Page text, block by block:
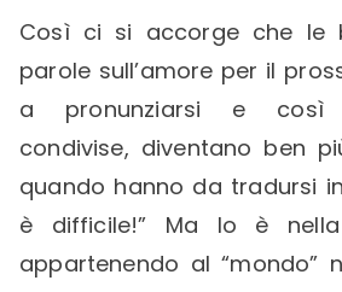
Così ci si accorge che le
parole sull’amore per il
a pronunziarsi e così
condivise, diventano ben
quando hanno da tradursi
è difficile!” Ma lo è
appartenendo al “mondo”